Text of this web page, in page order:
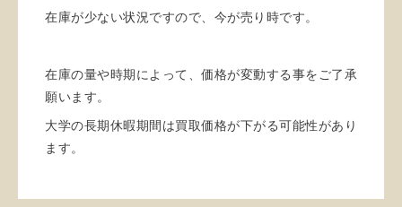
在庫が少ない状況ですので、今が売り時です。
在庫の量や時期によって、価格が変動する事をご了承
願います。
大学の長期休暇期間は買取価格が下がる可能性があり
ます。